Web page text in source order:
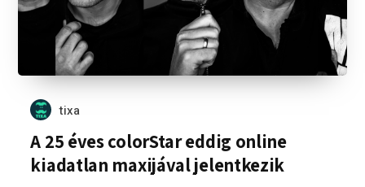
tixa
A 25 éves colorStar eddig online
kiadatlan maxijával jelentkezik